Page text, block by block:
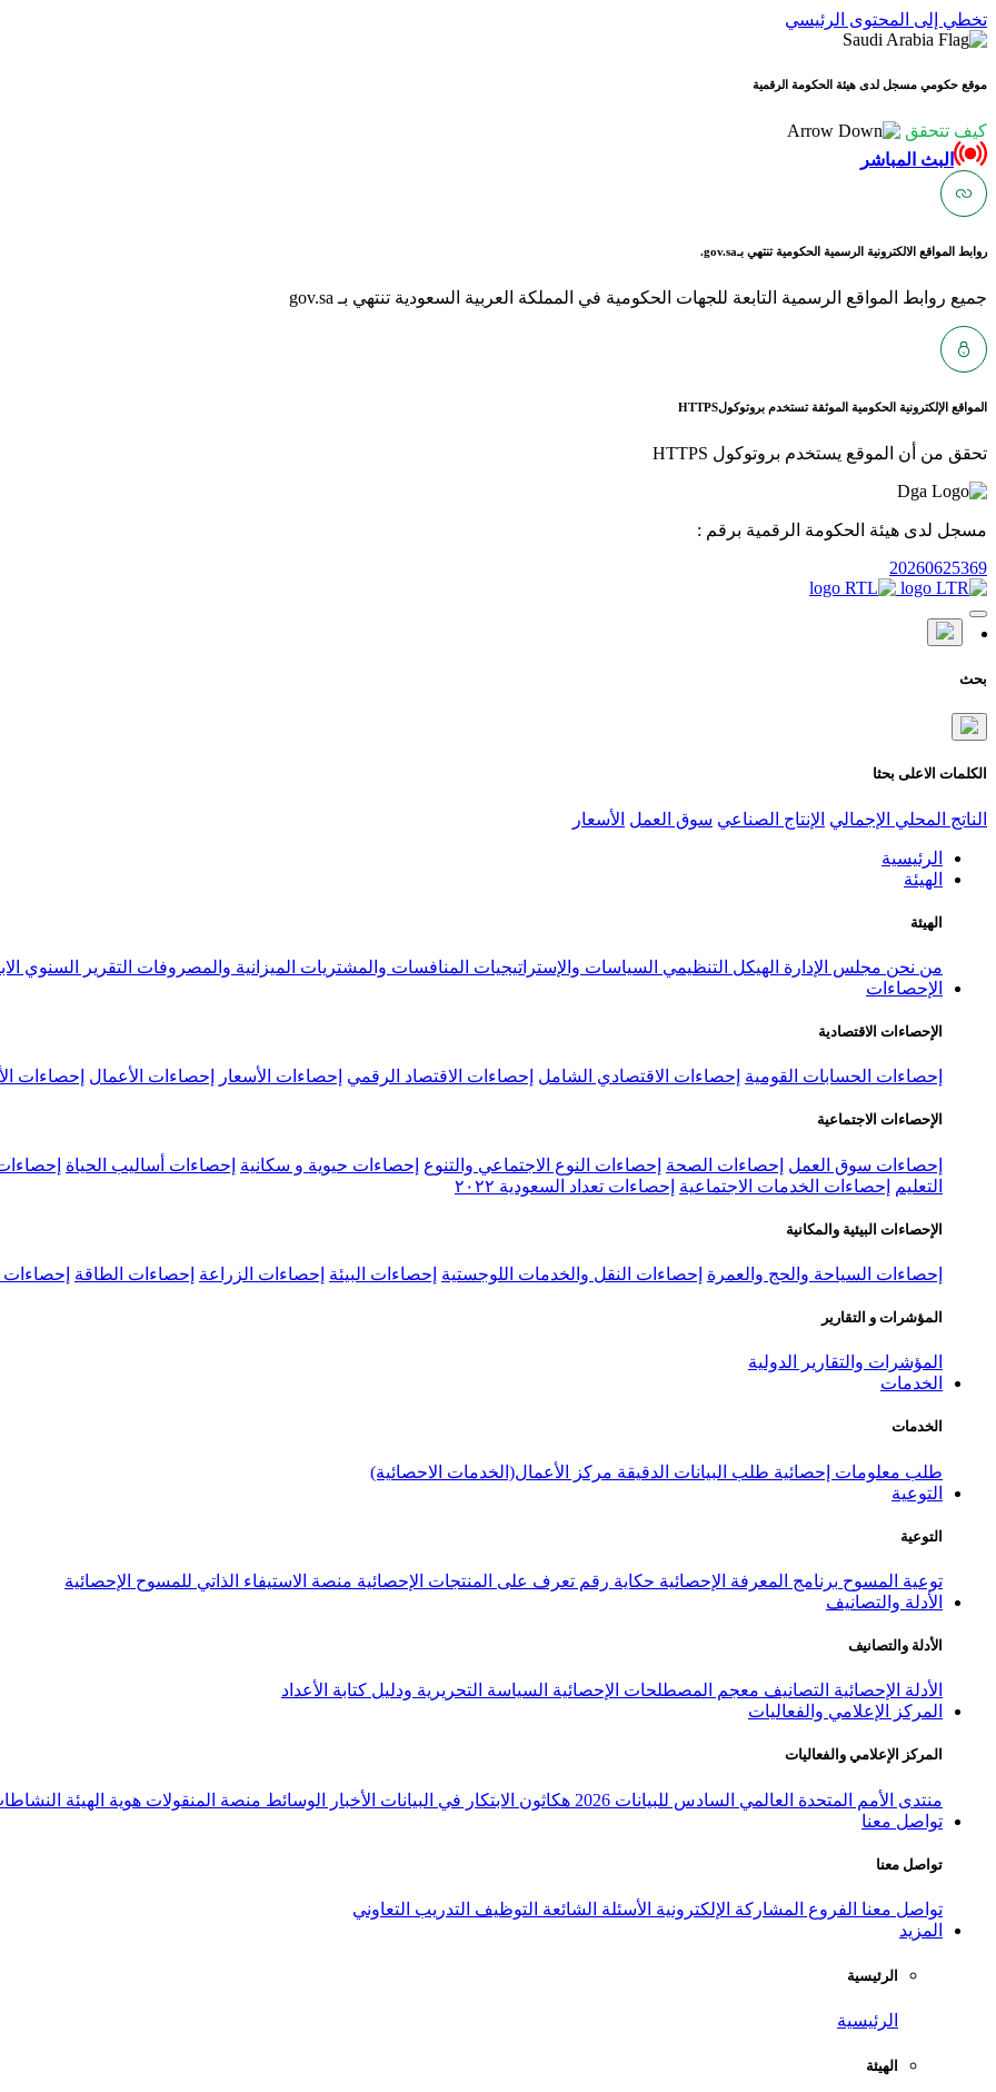
تخطي إلى المحتوى الرئيسي
موقع حكومي مسجل لدى هيئة الحكومة الرقمية
كيف تتحقق
البث المباشر
روابط المواقع الالكترونية الرسمية الحكومية تنتهي بـgov.sa.
جميع روابط المواقع الرسمية التابعة للجهات الحكومية في المملكة العربية السعودية تنتهي بـ gov.sa
المواقع الإلكترونية الحكومية الموثقة تستخدم بروتوكولHTTPS
تحقق من أن الموقع يستخدم بروتوكول HTTPS
مسجل لدى هيئة الحكومة الرقمية برقم :
20260625369
بحث
الكلمات الاعلى بحثا
الناتج المحلي الإجمالي الإنتاج الصناعي سوق العمل الأسعار
الرئيسية
الهيئة
الهيئة
من نحن مجلس الإدارة الهيكل التنظيمي السياسات والإستراتيجيات المنافسات والمشتريات الميزانية والمصروفات التقرير السنوي
الإحصاءات
الإحصاءات الاقتصادية
إحصاءات الحسابات القومية إحصاءات الاقتصادي الشامل إحصاءات الاقتصاد الرقمي إحصاءات الأسعار إحصاءات الأعمال إحصاءات
الإحصاءات الاجتماعية
إحصاءات سوق العمل إحصاءات الصحة إحصاءات النوع الاجتماعي والتنوع إحصاءات حيوية و سكانية إحصاءات أساليب الحياة
التعليم
إحصاءات الخدمات الاجتماعية إحصاءات تعداد السعودية ٢٠٢٢
الإحصاءات البيئية والمكانية
إحصاءات السياحة والحج والعمرة إحصاءات النقل والخدمات اللوجستية إحصاءات البيئة إحصاءات الزراعة إحصاءات الطاقة إحصاءات
المؤشرات و التقارير
المؤشرات والتقارير الدولية
الخدمات
الخدمات
طلب معلومات إحصائية طلب البيانات الدقيقة مركز الأعمال(الخدمات الاحصائية)
التوعية
التوعية
توعية المسوح برنامج المعرفة الإحصائية حكاية رقم تعرف على المنتجات الإحصائية منصة الاستيفاء الذاتي للمسوح الإحصائية
الأدلة والتصانيف
الأدلة والتصانيف
الأدلة الإحصائية التصانيف معجم المصطلحات الإحصائية السياسة التحريرية ودليل كتابة الأعداد
المركز الإعلامي والفعاليات
المركز الإعلامي والفعاليات
منتدى الأمم المتحدة العالمي السادس للبيانات 2026 هكاثون الابتكار في البيانات الأخبار الوسائط منصة المنقولات هوية الهيئة
تواصل معنا
تواصل معنا
تواصل معنا الفروع المشاركة الإلكترونية الأسئلة الشائعة التوظيف التدريب التعاوني
المزيد
الرئيسية
الرئيسية
الهيئة